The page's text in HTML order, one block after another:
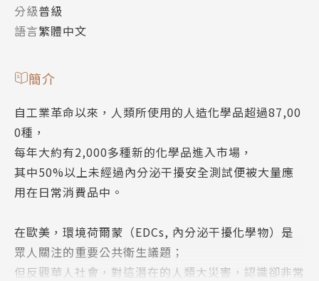
分級普級
語言繁體中文
簡介
自工業革命以來，人類所使用的人造化學品超過87,00
0種，
每年大約有2,000多種新的化學品進入市場，
其中50%以上未經過內分泌干擾安全測試便被大量應
用在日常消費品中。
在歐美，環境荷爾蒙（EDCs, 內分泌干擾化學物）是
眾人關注的重要公共衛生議題；
但反觀華人社會，對這潛在的人類大災害，認識卻非常